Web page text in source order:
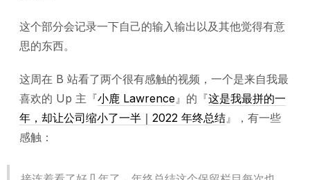
这个部分会记录一下自己的输入输出以及其他觉得有意
思的东西。
这周在 B 站看了两个很有感触的视频，一个是来自我最
喜欢的 Up 主『小鹿 Lawrence』的『这是我最拼的一
年，却让公司缩小了一半｜2022 年终总结』，有一些
感触：